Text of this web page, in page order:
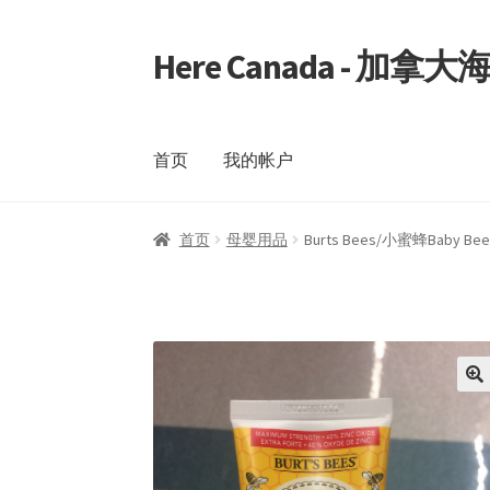
Skip
to
Skip
to
Here Canada - 加拿大
首页 我的帐户
首页我的帐户
首页 母婴用品 Burts Bees/小蜜蜂Baby